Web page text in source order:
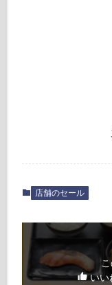
店舗のセール
いい